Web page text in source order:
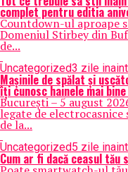
complet pentru editia
Countdown-ul aproape
Domeniul Stirbey din
de...
Uncategorized3 zile
Mașinile de spălat și
îți cunosc hainele mai
București – 5 august
legate de electrocasnice
de la...
Uncategorized5 zile
Cum ar fi dacă ceasul